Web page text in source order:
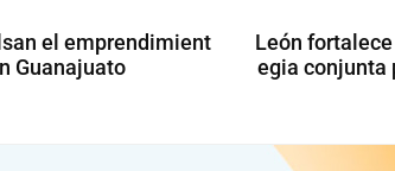
el emprendimient
Guanajuato
León
egia conjunta